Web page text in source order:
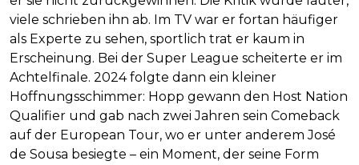
viele schrieben ihn ab. Im TV war er fortan häufiger
als Experte zu sehen, sportlich trat er kaum in
Erscheinung. Bei der Super League scheiterte er im
Achtelfinale. 2024 folgte dann ein kleiner
Hoffnungsschimmer: Hopp gewann den Host Nation
Qualifier und gab nach zwei Jahren sein Comeback
auf der European Tour, wo er unter anderem José
de Sousa besiegte – ein Moment, der seine Form